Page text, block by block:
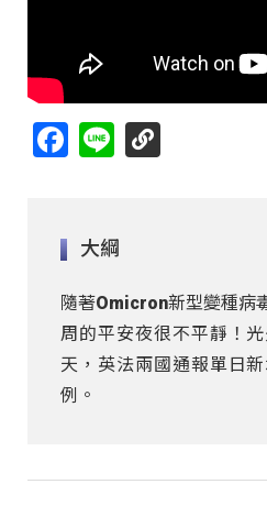
Facebook
Line
大綱
隨著Omicron新型變種病
周的平安夜很不平靜！
天，英法兩國通報單日
例。